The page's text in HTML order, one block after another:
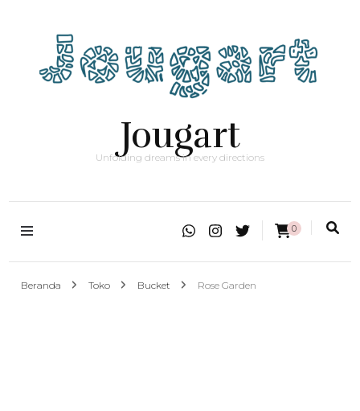
Jougart
Unfolding dreams in every directions
0
Beranda Toko Bucket Rose Garden